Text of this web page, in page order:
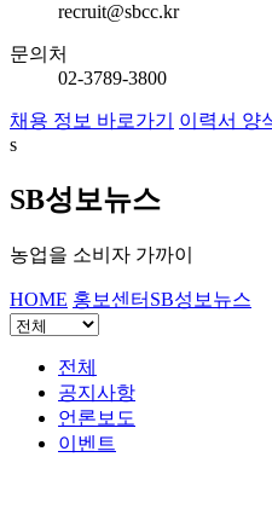
recruit@sbcc.kr
문의처
02-3789-3800
채용 정보 바로가기
이력서 양
s
SB성보뉴스
농업을 소비자 가까이
HOME 홍보센터 SB성보뉴스
전체
공지사항
언론보도
이벤트